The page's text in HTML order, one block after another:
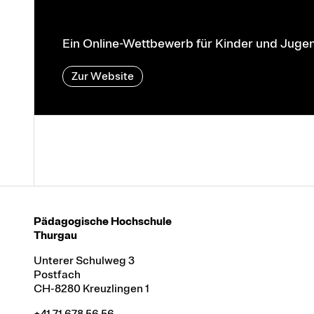
Ein Online-Wettbewerb für Kinder und
Zur Website
Pädagogische Hochschule
Thurgau
Unterer Schulweg 3
Postfach
CH-8280 Kreuzlingen 1